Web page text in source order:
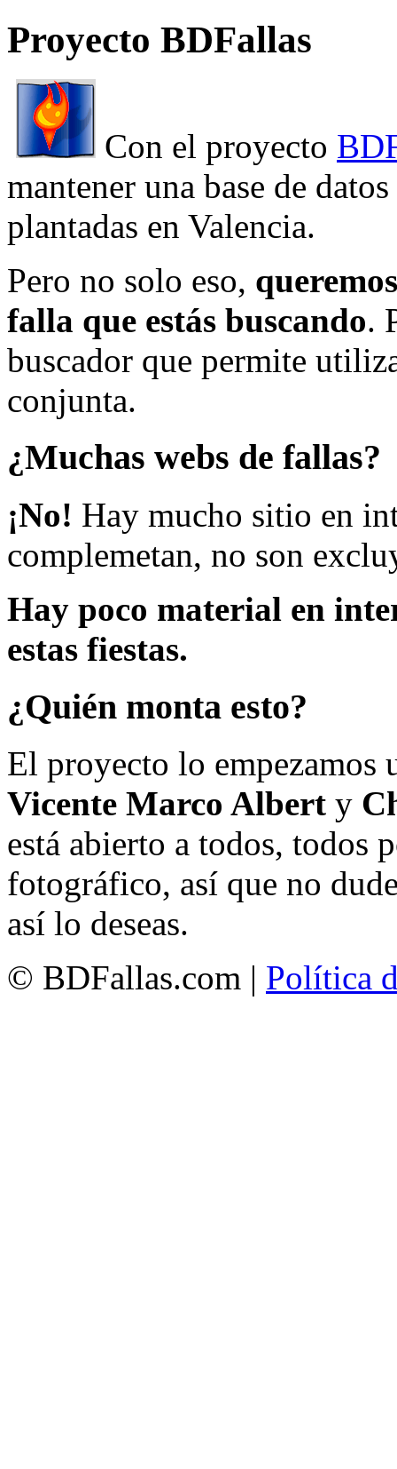
Proyecto BDFallas
Con el proyecto
mantener una base de
plantadas en Valencia.
Pero no solo eso,
falla que estás buscando.
buscador que permite
conjunta.
¿Muchas webs de fallas?
¡No! Hay mucho sitio en
complemetan, no son
Hay poco material en
estas fiestas.
¿Quién monta esto?
El proyecto lo empezamos
Vicente Marco Albert y
está abierto a todos, todos
fotográfico, así que no
así lo deseas.
© BDFallas.com | Política